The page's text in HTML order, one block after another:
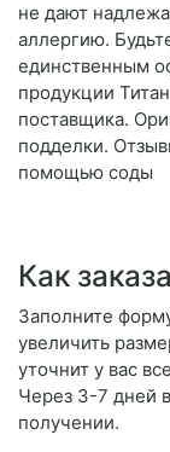
не дают
аллергию.
единственным
продукции
поставщика.
подделки.
помощью соды
Как
Заполните
увеличить
уточнит у вас
Через 3-7 дней
получении.